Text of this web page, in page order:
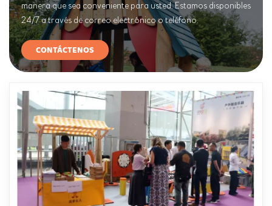
manera que sea conveniente para usted. Estamos disponibles
24/7 a través de correo electrónico o teléfono.
CONTÁCTENOS